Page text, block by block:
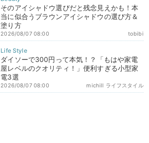
そのアイシャドウ選びだと残念見えかも！本
当に似合うブラウンアイシャドウの選び方＆
塗り方
tobibi
2026/08/07 08:00
ダイソーで300円って本気！？「もはや家電
屋レベルのクオリティ！」便利すぎる小型家
電3選
michill ライフスタイル
2026/08/07 08:00